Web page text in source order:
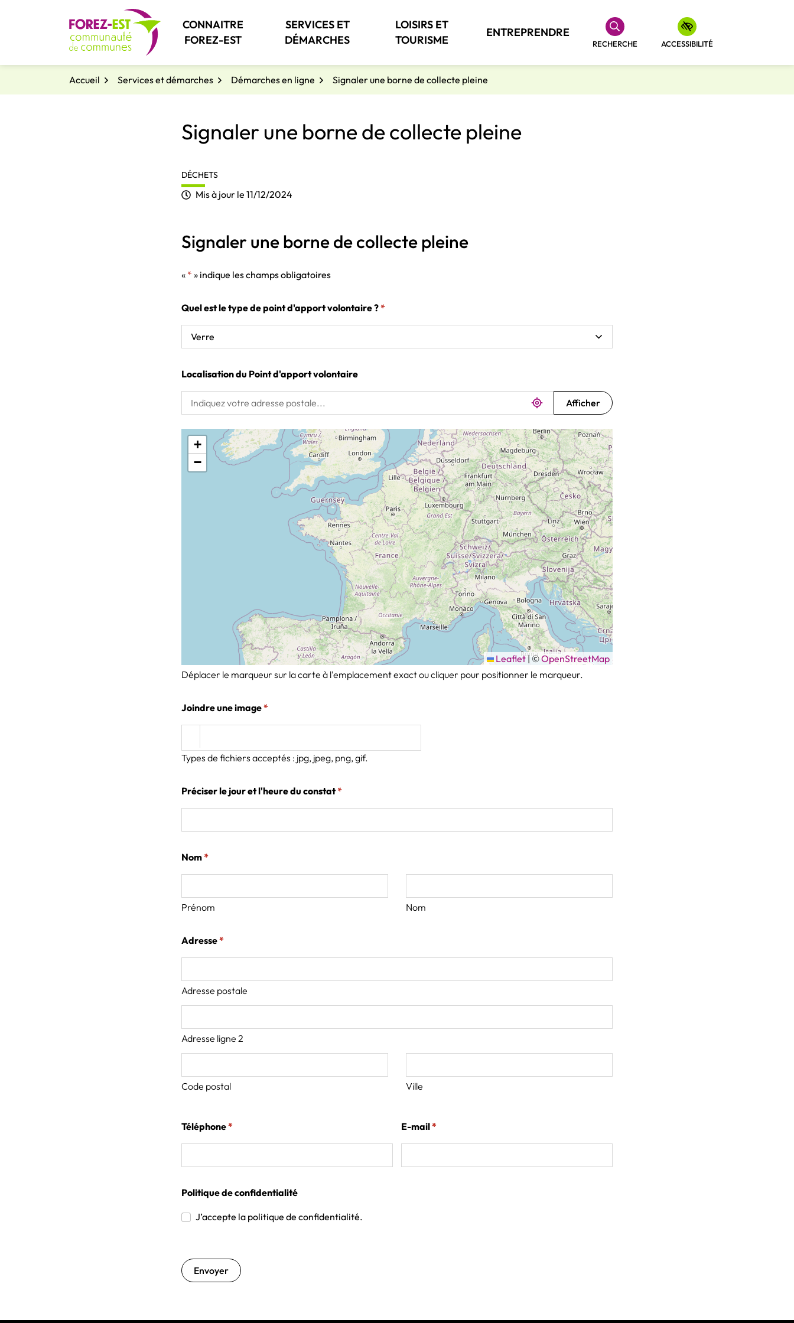
CONNAITRE
FOREZ-EST
SERVICES ET
DÉMARCHES
LOISIRS ET
TOURISME
ENTREPRENDRE
RECHERCHE ACCESSIBILITÉ
Accueil Services et démarches Démarches en ligne Signaler une borne de collecte pleine
Signaler une borne de collecte pleine
DÉCHETS
Mis à jour le 11/12/2024
Signaler une borne de collecte pleine
« * » indique les champs obligatoires
Quel est le type de point d'apport volontaire ?(obligatoire)
*
Localisation du Point d'apport volontaire
Me localiser
Afficher
+
−
Leaflet|©OpenStreetMap
Déplacer le marqueur sur la carte à l’emplacement exact ou cliquer pour positionner le marqueur.
Joindre une image(obligatoire)
*
Types de fichiers acceptés : jpg, jpeg, png, gif.
Préciser le jour et l'heure du constat(obligatoire)
*
Nom(obligatoire)
*
Prénom Nom
Adresse(obligatoire)
*
Adresse postale
Adresse ligne 2
Code postal Ville
Téléphone(obligatoire)
* E-mail(obligatoire)
*
Politique de confidentialité
J’accepte la politique de confidentialité.